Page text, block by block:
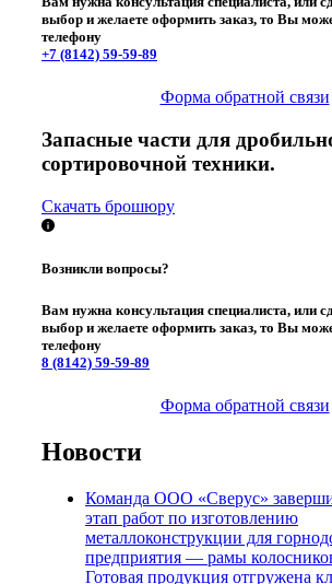
выбор и желаете оформить заказ, то Вы
телефону
+7 (8142) 59-59-89
Форма обратной связи
Запасные части для
сортировочной техники.
Скачать брошюру
Возникли вопросы?
Вам нужна консультация специалиста, или
выбор и желаете оформить заказ, то Вы
телефону
8 (8142) 59-59-89
Форма обратной связи
Новости
Команда ООО «Сверус»
этап работ по изготовлению
металлоконструкции для
предприятия — рамы
Готовая продукция отгружена